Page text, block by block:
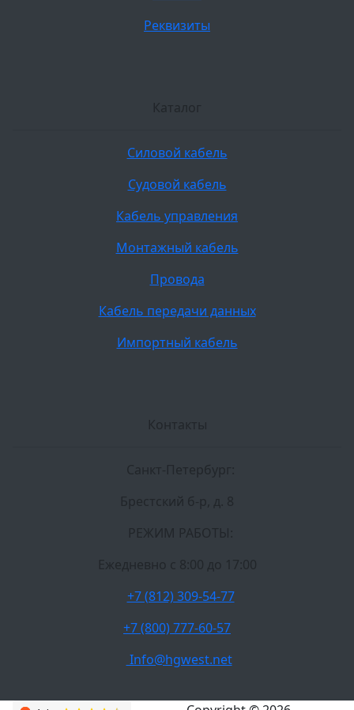
Реквизиты
Каталог
Силовой кабель
Судовой кабель
Кабель управления
Монтажный кабель
Провода
Кабель передачи данных
Импортный кабель
Контакты
Санкт-Петербург:
Брестский б-р, д. 8
РЕЖИМ РАБОТЫ:
Ежедневно c 8:00 до 17:00
+7 (812) 309-54-77
+7 (800) 777-60-57
Info@hgwest.net